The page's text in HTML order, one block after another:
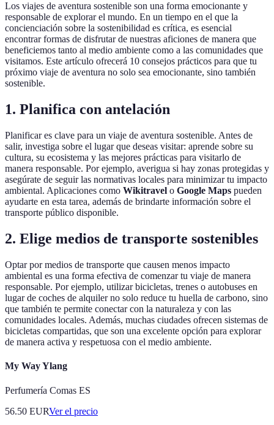
Los viajes de aventura sostenible son una forma emocionante y
responsable de explorar el mundo. En un tiempo en el que la
concienciación sobre la sostenibilidad es crítica, es esencial
encontrar formas de disfrutar de nuestras aficiones de manera que
beneficiemos tanto al medio ambiente como a las comunidades que
visitamos. Este artículo ofrecerá 10 consejos prácticos para que tu
próximo viaje de aventura no solo sea emocionante, sino también
sostenible.
1. Planifica con antelación
Planificar es clave para un viaje de aventura sostenible. Antes de
salir, investiga sobre el lugar que deseas visitar: aprende sobre su
cultura, su ecosistema y las mejores prácticas para visitarlo de
manera responsable. Por ejemplo, averigua si hay zonas protegidas y
asegúrate de seguir las normativas locales para minimizar tu impacto
ambiental. Aplicaciones como Wikitravel o Google Maps pueden
ayudarte en esta tarea, además de brindarte información sobre el
transporte público disponible.
2. Elige medios de transporte sostenibles
Optar por medios de transporte que causen menos impacto
ambiental es una forma efectiva de comenzar tu viaje de manera
responsable. Por ejemplo, utilizar bicicletas, trenes o autobuses en
lugar de coches de alquiler no solo reduce tu huella de carbono, sino
que también te permite conectar con la naturaleza y con las
comunidades locales. Además, muchas ciudades ofrecen sistemas de
bicicletas compartidas, que son una excelente opción para explorar
de manera activa y respetuosa con el medio ambiente.
My Way Ylang
Perfumería Comas ES
56.50 EURVer el precio